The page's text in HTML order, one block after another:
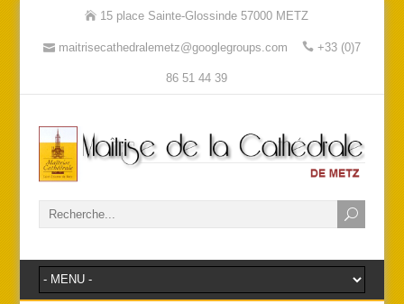
15 place Sainte-Glossinde 57000 METZ
maitrisecathedralemetz@googlegroups.com +33 (0)7
86 51 44 39